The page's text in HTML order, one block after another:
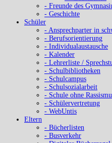
- Freunde des
- Geschichte
Schüler
- Ansprechparter in
- Berufsorientierung
- Individualaustausche
- Kalender
- Lehrerliste /
- Schulbibliotheken
- Schulcampus
- Schulsozialarbeit
- Schule ohne
- Schülervertretung
- WebUntis
Eltern
- Bücherlisten
- Busverkehr